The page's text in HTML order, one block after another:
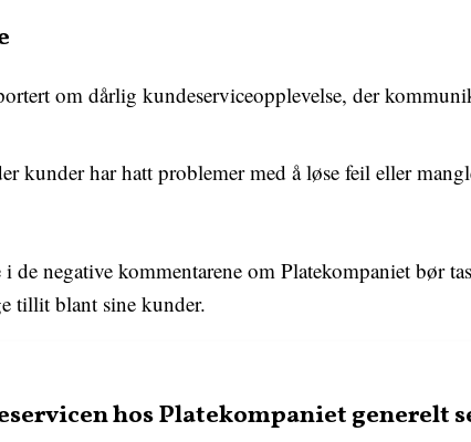
om dårlig kundeserviceopplevelse, der
kunder har hatt problemer med å løse feil eller
i de negative kommentarene om Platekompaniet bør
tillit blant sine kunder.
hos Platekompaniet generelt